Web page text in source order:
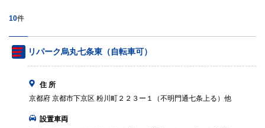
10件
リパーク烏丸七条東（自転車可）
住 所
京都府 京都市下京区 粉川町２２３ー１（不明門通七条上る）他
設置車両